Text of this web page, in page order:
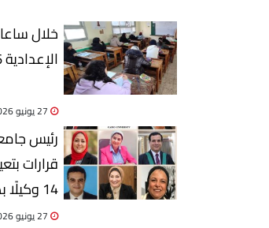
خلال
الإعدادية 2026 في الفيوم
رئيس
قرارات
14 وكيلًا بكليات الجامعة